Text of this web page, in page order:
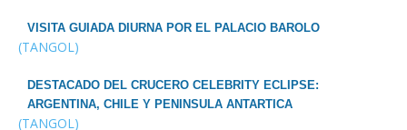
VISITA GUIADA DIURNA POR EL PALACIO BAROLO
(TANGOL)
DESTACADO DEL CRUCERO CELEBRITY ECLIPSE:
ARGENTINA, CHILE Y PENINSULA ANTARTICA
(TANGOL)